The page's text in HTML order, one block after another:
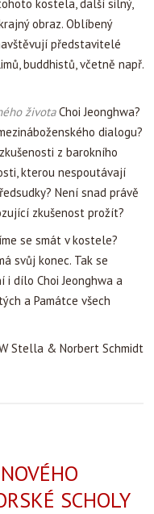
kostela, další silný,
obraz. Oblíbený
představitelé
buddhistů, včetně např.
životaChoi Jeonghwa?
dialogu?
z barokního
kterou nespoutávají
Není snad právě
zkušenost prožít?
se smát v kostele?
svůj konec. Tak se
i dílo Choi Jeonghwa a
a Památce všech
Stella & Norbert Schmidt
SCHOLY